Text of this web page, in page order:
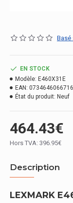
Basé
464.43€
Hors TVA: 396.95€
EN STOCK
Modèle: E460X31E
EAN: 0734646066716
État du produit: Neuf
Description
LEXMARK